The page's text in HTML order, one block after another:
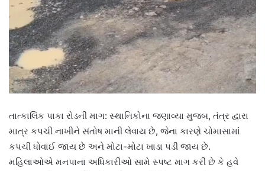
તાત્કાલિક પાકા રોડની માગ: સ્થાનિકોના જણાવ્યા મુજબ, તંત્ર દ્વારા
માત્ર કપચી નાખીને સંતોષ માની લેવાય છે, જેના કારણે ચોમાસામાં
કપચી ધોવાઈ જાય છે અને મોટા-મોટા ખાડા પડી જાય છે.
મહિલાઓએ મનપાના અધિકારીઓ સામે સ્પષ્ટ માગ કરી છે કે હવે